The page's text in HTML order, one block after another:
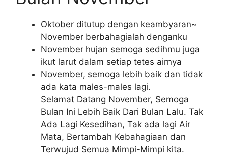
Oktober ditutup dengan keambyaran~
November berbahagialah denganku
November hujan semoga sedihmu juga
ikut larut dalam setiap tetes airnya
November, semoga lebih baik dan tidak
ada kata males-males lagi.
Selamat Datang November, Semoga
Bulan Ini Lebih Baik Dari Bulan Lalu. Tak
Ada Lagi Kesedihan, Tak ada lagi Air
Mata, Bertambah Kebahagiaan dan
Terwujud Semua Mimpi-Mimpi kita.